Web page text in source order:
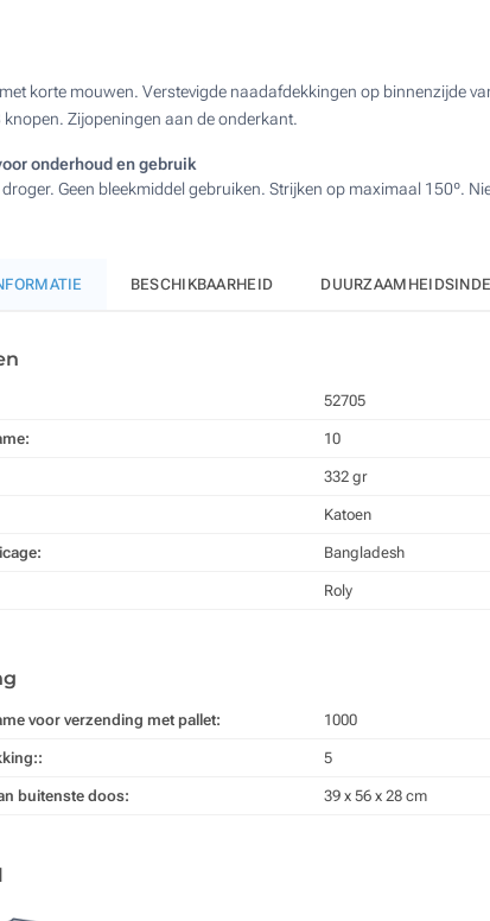
Zonder
korte mouwen. Verstevigde naadafdekkingen op binnenzijde
knopen. Zijopeningen aan de onderkant.
onderhoud en gebruik
Geen bleekmiddel gebruiken. Strijken op maximaal 150º.
BESCHIKBAARHEID
52705
10
332 gr
Katoen
Bangladesh
Roly
voor verzending met pallet: 1000
5
buitenste doos: 39 x 56 x 28 cm